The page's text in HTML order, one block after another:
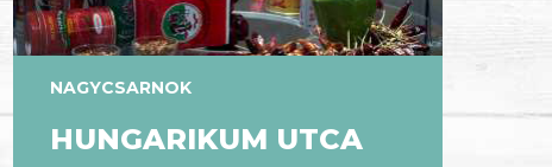
NAGYCSARNOK
HUNGARIKUM UTCA